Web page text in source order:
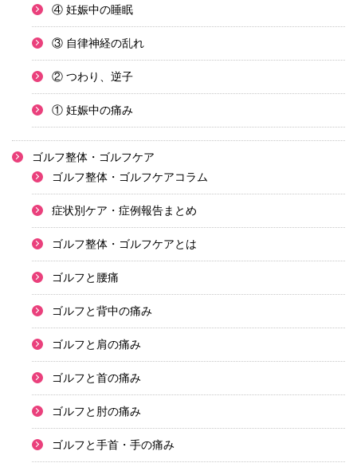
④ 妊娠中の睡眠
③ 自律神経の乱れ
② つわり、逆子
① 妊娠中の痛み
ゴルフ整体・ゴルフケア
ゴルフ整体・ゴルフケアコラム
症状別ケア・症例報告まとめ
ゴルフ整体・ゴルフケアとは
ゴルフと腰痛
ゴルフと背中の痛み
ゴルフと肩の痛み
ゴルフと首の痛み
ゴルフと肘の痛み
ゴルフと手首・手の痛み